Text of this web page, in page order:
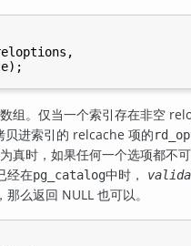
组。仅当一个索引存在非空
贝进索引的 relcache 项的
为真时，如果任何一个选项都不
经在pg_catalog中时，
么返回 NULL 也可以。